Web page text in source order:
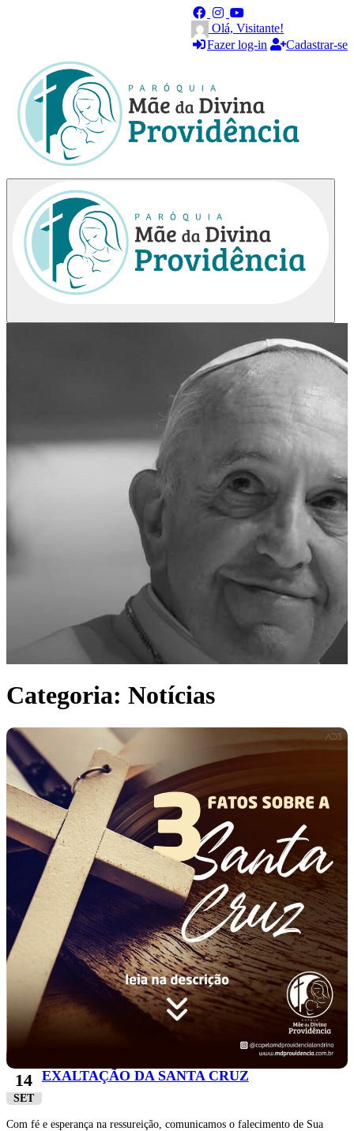
Olá, Visitante!
Fazer log-in
Cadastrar-se
Categoria: Notícias
14
SET
EXALTAÇÃO DA SANTA CRUZ
Com fé e esperança na ressureição, comunicamos o falecimento de Sua